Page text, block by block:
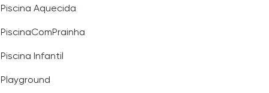
Piscina Aquecida
PiscinaComPrainha
Piscina Infantil
Playground